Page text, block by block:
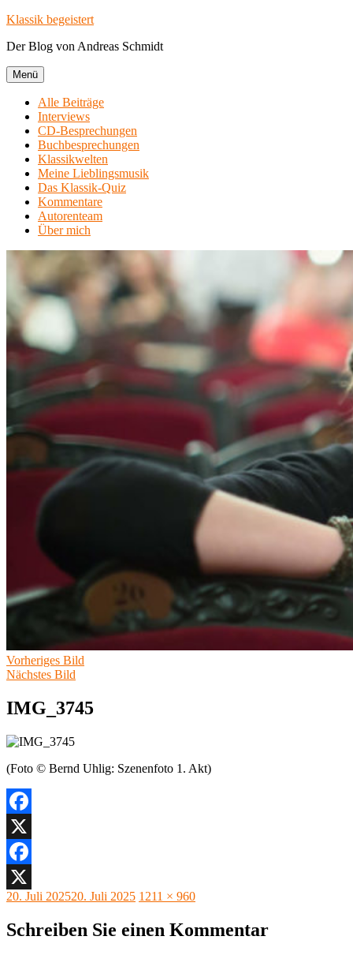
Zum
springen
Klassik begeistert
Der Blog von Andreas Schmidt
Menü
Alle Beiträge
Interviews
CD-Besprechungen
Buchbesprechungen
Klassikwelten
Meine Lieblingsmusik
Das Klassik-Quiz
Kommentare
Autorenteam
Über mich
Vorheriges Bild
Nächstes Bild
IMG_3745
(Foto © Bernd Uhlig: Szenenfoto 1. Akt)
Facebook
X
Facebook
X
Veröffentlicht
20. Juli 202520. Juli 2025 Originalgröße
1211 × 960
Schreiben Sie einen Kommentar